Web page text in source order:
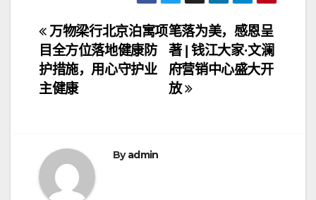
文
章
导
笔落为美，感恩呈
著 | 钱江大家·文澜
府营销中心盛大开
放
万物梁行北京泊寓项
目全方位落地健康防
护措施，用心守护业
主健康
Byadmin